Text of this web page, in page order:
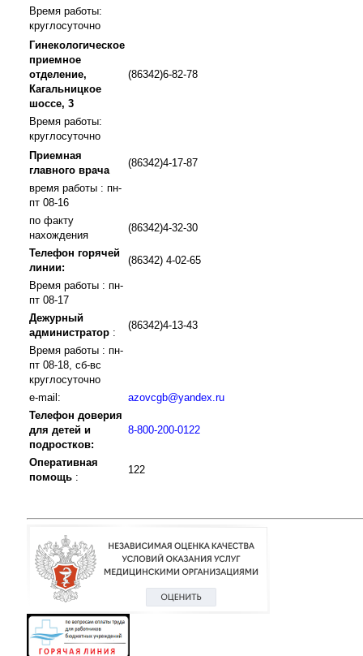
Время работы:
круглосуточно
Гинекологическое
приемное
отделение,
Кагальницкое
шоссе, 3
(86342)6-82-78
Время работы:
круглосуточно
Приемная
главного врача
(86342)4-17-87
время работы : пн-
пт 08-16
по факту
нахождения
(86342)4-32-30
Телефон горячей
линии:
(86342) 4-02-65
Время работы : пн-
пт 08-17
Дежурный
администратор :
(86342)4-13-43
Время работы : пн-
пт 08-18, сб-вс
круглосуточно
e-mail:
azovcgb@yandex.ru
Телефон доверия
для детей и
подростков:
8-800-200-0122
Оперативная
помощь :
122